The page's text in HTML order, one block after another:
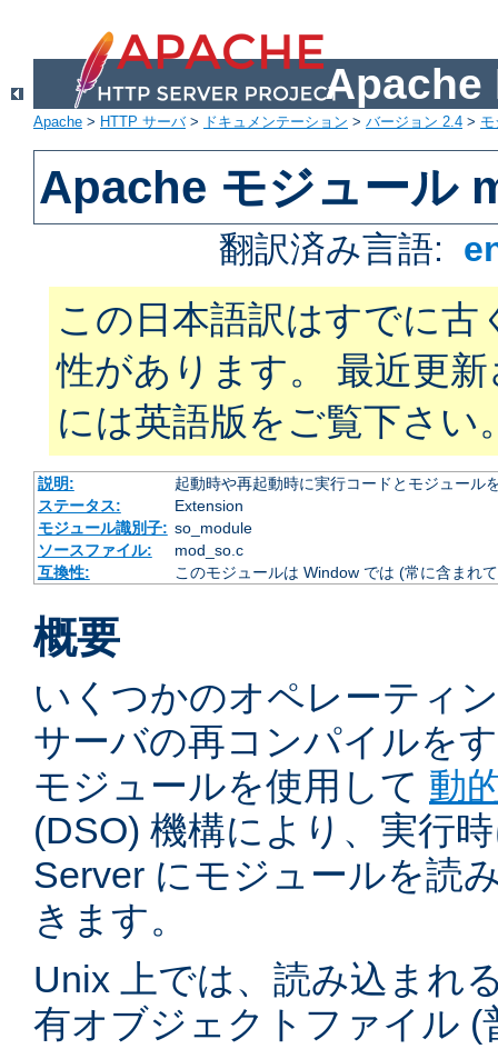
Apache
Apache > HTTP サーバ> ドキュメンテーション > バージョン 2.4 >
Apache モジュール
翻訳済み言語:
この日本語訳はすでに古
性があります。 最近更
には英語版をご覧下さい
説明:
起動時や再起動時に実行コードとモジュール
ステータス:
Extension
モジュール識別子: so_module
ソースファイル:
mod_so.c
互換性:
このモジュールは Window では (常に含まれ
概要
いくつかのオペレーティ
サーバの再コンパイルを
モジュールを使用して 動
(DSO) 機構により、実行
Server にモジュールを読
きます。
Unix 上では、読み込まれ
有オブジェクトファイル